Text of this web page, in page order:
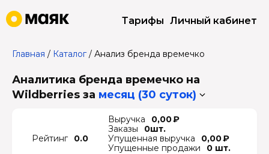
Тарифы Личный кабинет
Главная / Каталог/ Анализ бренда времечко
Аналитика бренда времечко на
Wildberries за месяц (30 суток)
Рейтинг 0.0
Выручка
0,00 ₽
Заказы
0шт.
Упущенная выручка
0,00 ₽
Упущенные продажи
0 шт.